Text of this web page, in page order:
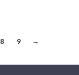
8 9 →